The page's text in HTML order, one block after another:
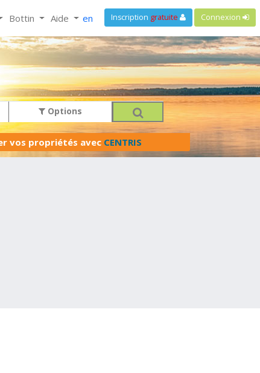
Bottin Aide en Inscription gratuite Connexion
Options
vos propriétés avec CENTRIS